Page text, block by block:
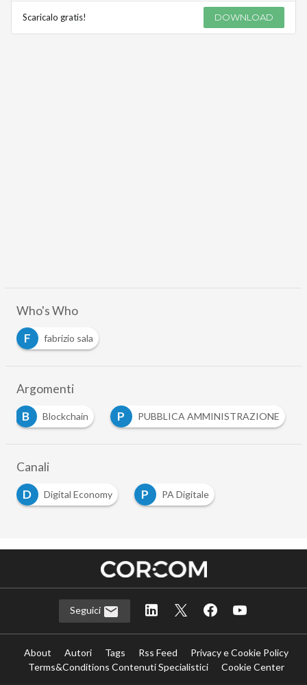
Scaricalo gratis! DOWNLOAD
Who's Who
F
fabrizio sala
Argomenti
B
Blockchain P PUBBLICA AMMINISTRAZIONE
Canali
D
Digital Economy P PA Digitale
Seguici
About Autori Tags Rss Feed
Privacy e Cookie Policy
Terms&Conditions Contenuti Specialistici
Cookie Center